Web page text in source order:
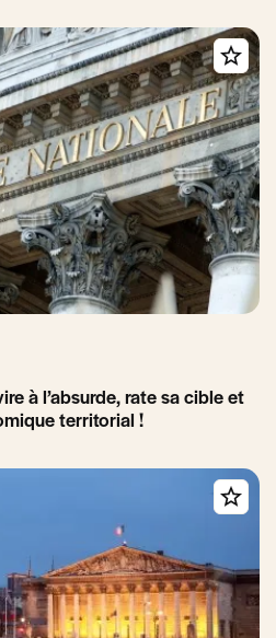
à l’absurde, rate sa cible et
territorial !